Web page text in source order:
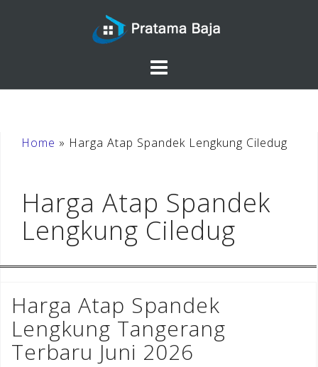
Home » Harga Atap Spandek Lengkung Ciledug
Harga Atap Spandek
Lengkung Ciledug
Harga Atap Spandek
Lengkung Tangerang
Terbaru Juni 2026